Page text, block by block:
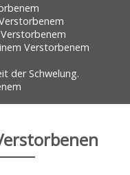
Verstorbenem
der Schwelung.